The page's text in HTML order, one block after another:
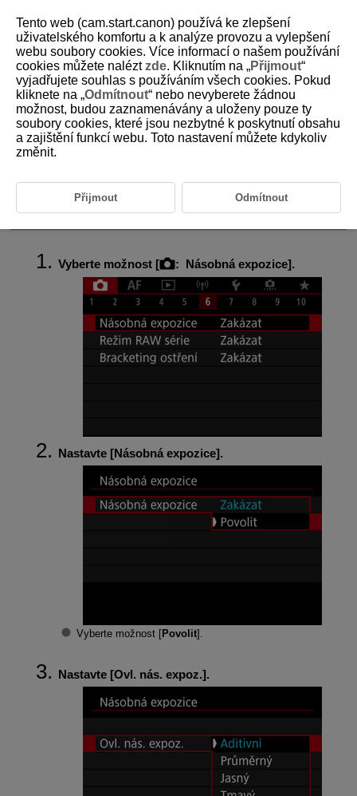
D180-081
Násobné expozice
Sloučení násobných expozic se snímkem JPEG zaznamenaným na
kartu
Kontrola a odstranění násobných expozic během fotografování
Vyberte možnost [ : Násobná expozice].
Nastavte [Násobná expozice].
Vyberte možnost [Povolit].
Nastavte [Ovl. nás. expoz.].
Tento web (cam.start.canon) používá ke zlepšení
uživatelského komfortu a k analýze provozu a vylepšení
webu soubory cookies. Více informací o našem používání
cookies můžete naléztzde. Kliknutím na „Přijmout“
vyjadřujete souhlas s používáním všech cookies. Pokud
kliknete na „Odmítnout“ nebo nevyberete žádnou
možnost, budou zaznamenávány a uloženy pouze ty
soubory cookies, které jsou nezbytné k poskytnutí obsahu
a zajištění funkcí webu. Toto nastavení můžete kdykoliv
změnit.
Přijmout Odmítnout